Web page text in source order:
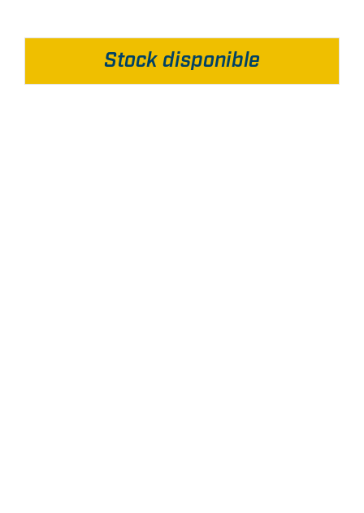
Stock disponible